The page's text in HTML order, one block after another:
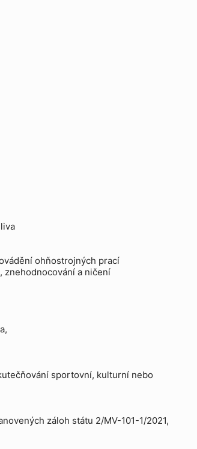
ohňostrojných prací
znehodnocování a ničení
sportovní, kulturní nebo
záloh státu 2/MV-101-1/2021,